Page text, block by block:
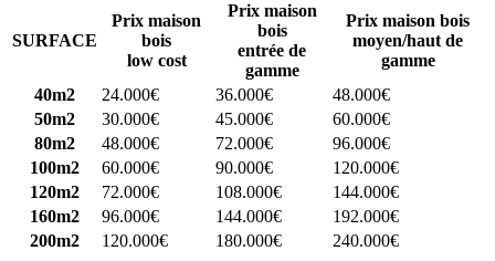
SURFACE
Prix maison
bois
low cost
Prix maison
bois
entrée de
gamme
Prix maison bois
moyen/haut de
gamme
40m2
24.000€ 36.000€
48.000€
50m2
30.000€ 45.000€
60.000€
80m2
48.000€ 72.000€
96.000€
100m2
60.000€ 90.000€
120.000€
120m2
72.000€ 108.000€
144.000€
160m2
96.000€ 144.000€
192.000€
200m2
120.000€ 180.000€ 240.000€